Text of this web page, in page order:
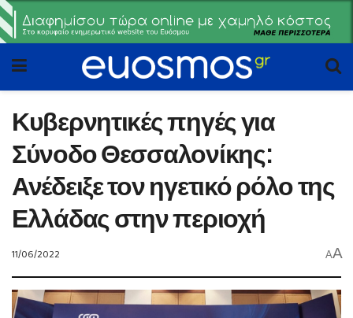
Κυβερνητικές πηγές για
Σύνοδο Θεσσαλονίκης:
Ανέδειξε τον ηγετικό ρόλο της
Ελλάδας στην περιοχή
11/06/2022 AA